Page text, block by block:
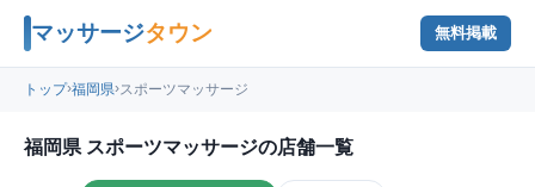
マッサージタウン 無料掲載
トップ›福岡県›スポーツマッサージ
福岡県 スポーツマッサージの店舗一覧